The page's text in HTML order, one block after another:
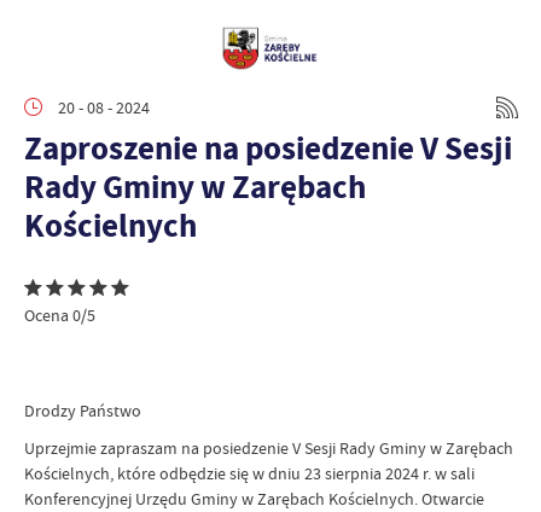
20 - 08 - 2024
Zaproszenie na posiedzenie V Sesji
Rady Gminy w Zarębach
Kościelnych
Ocena 0/5
Drodzy Państwo
Uprzejmie zapraszam na posiedzenie V Sesji Rady Gminy w Zarębach
Kościelnych, które odbędzie się w dniu 23 sierpnia 2024 r. w sali
Konferencyjnej Urzędu Gminy w Zarębach Kościelnych. Otwarcie